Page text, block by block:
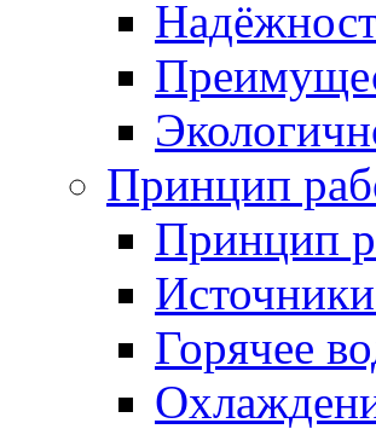
Принцип
Принцип
Горячее